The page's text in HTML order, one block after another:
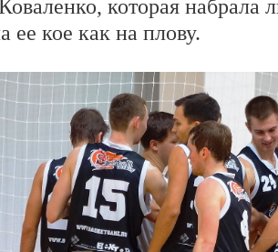
которая
ее кое как на плову.